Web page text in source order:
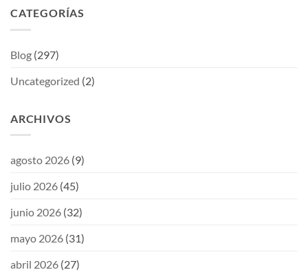
CATEGORÍAS
Blog (297)
Uncategorized (2)
ARCHIVOS
agosto 2026 (9)
julio 2026 (45)
junio 2026 (32)
mayo 2026 (31)
abril 2026 (27)